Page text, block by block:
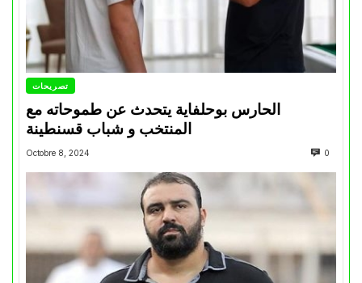
تصريحات
الحارس بوحلفاية يتحدث عن طموحاته مع
المنتخب و شباب قسنطينة
Octobre 8, 2024 0